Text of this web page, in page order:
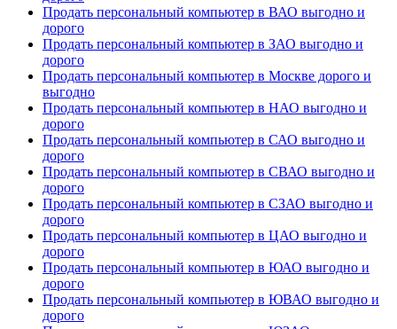
Продать персональный компьютер в ВАО выгодно и
дорого
Продать персональный компьютер в ЗАО выгодно и
дорого
Продать персональный компьютер в Москве дорого и
выгодно
Продать персональный компьютер в НАО выгодно и
дорого
Продать персональный компьютер в САО выгодно и
дорого
Продать персональный компьютер в СВАО выгодно и
дорого
Продать персональный компьютер в СЗАО выгодно и
дорого
Продать персональный компьютер в ЦАО выгодно и
дорого
Продать персональный компьютер в ЮАО выгодно и
дорого
Продать персональный компьютер в ЮВАО выгодно и
дорого